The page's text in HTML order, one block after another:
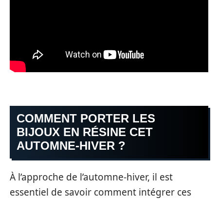
COMMENT PORTER LES
BIJOUX EN RÉSINE CET
AUTOMNE-HIVER ?
À l’approche de l’automne-hiver, il est
essentiel de savoir comment intégrer ces